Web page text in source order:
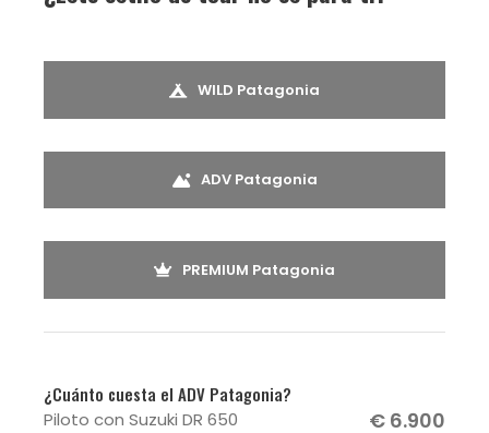
WILD Patagonia
ADV Patagonia
PREMIUM Patagonia
¿Cuánto cuesta el ADV Patagonia?
Piloto con Suzuki DR 650 € 6.900